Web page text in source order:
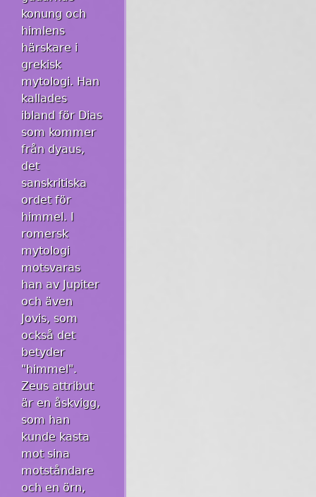
konung och
himlens
härskare i
grekisk
mytologi. Han
kallades
ibland för Dias
som kommer
från dyaus,
det
sanskritiska
ordet för
himmel. I
romersk
mytologi
motsvaras
han av Jupiter
och även
Jovis, som
också det
betyder
"himmel".
Zeus attribut
är en åskvigg,
som han
kunde kasta
mot sina
motståndare
och en örn,